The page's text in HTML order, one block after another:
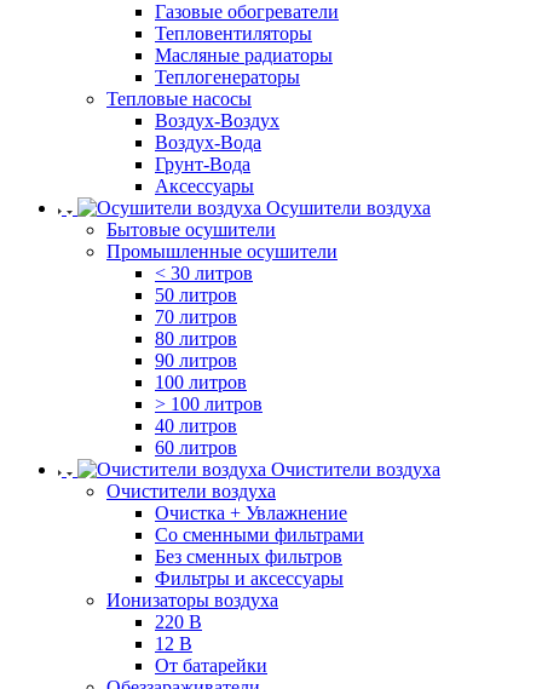
Газовые обогреватели
Тепловентиляторы
Масляные радиаторы
Теплогенераторы
Тепловые насосы
Воздух-Воздух
Воздух-Вода
Грунт-Вода
Аксессуары
Осушители воздуха
Бытовые осушители
Промышленные осушители
< 30 литров
50 литров
70 литров
80 литров
90 литров
100 литров
> 100 литров
40 литров
60 литров
Очистители воздуха
Очистители воздуха
Очистка + Увлажнение
Cо сменными фильтрами
Без сменных фильтров
Фильтры и аксессуары
Ионизаторы воздуха
220 В
12 В
От батарейки